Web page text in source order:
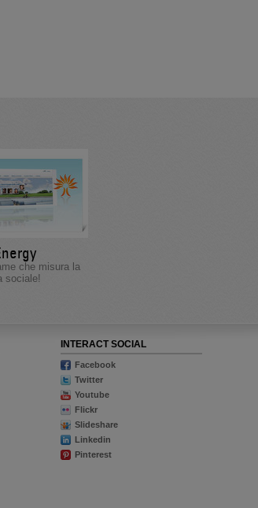
che misura la
sociale!
INTERACT SOCIAL
Facebook
Twitter
Youtube
Flickr
Slideshare
Linkedin
Pinterest